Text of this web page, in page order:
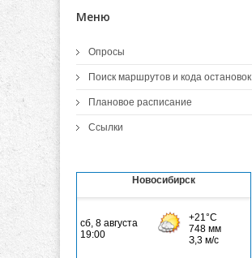
Меню
Опросы
Поиск маршрутов и кода остановок
Плановое расписание
Ссылки
Новосибирск